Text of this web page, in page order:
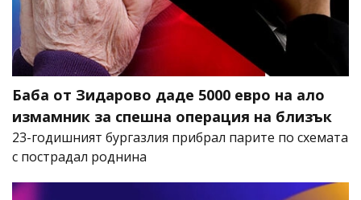
Баба от Зидарово даде 5000 евро на ало
измамник за спешна операция на близък
23-годишният бургазлия прибрал парите по схемата
с пострадал роднина